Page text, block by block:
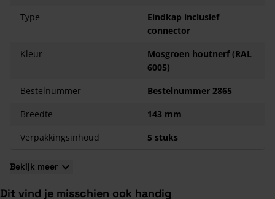
Een keur aan klassieke en eigentijdse kleuren en dessins zijn
Keralit heeft een bijzonder lange levensduur
Het is eenvoudig en solide te monteren
De panelen zijn eventueel op maat gezaagd leverbaar
Type
Eindkap inclusief
connector
Kleur
Mosgroen houtnerf (RAL
6005)
Bestelnummer
Bestelnummer 2865
Breedte
143 mm
Verpakkingsinhoud
5 stuks
Bekijk meer
Dit vind je misschien ook handig